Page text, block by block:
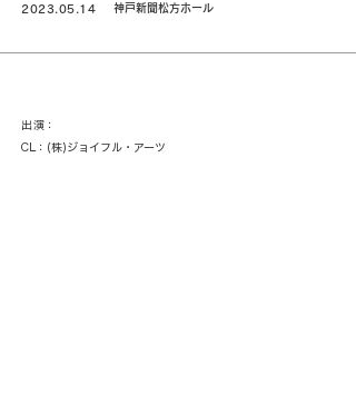
2023.05.14 神戸新聞松方ホール
出演：
CL：(株)ジョイフル・アーツ